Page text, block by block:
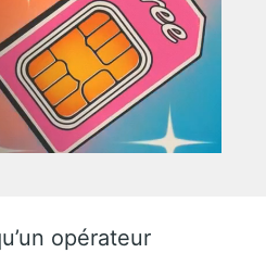
opérateur